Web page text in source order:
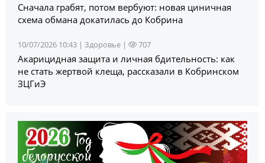
Сначала грабят, потом вербуют: новая циничная
схема обмана докатилась до Кобрина
10/07/2026 10:43 | Здоровье | 707
Акарицидная защита и личная бдительность: как
не стать жертвой клеща, рассказали в Кобринском
ЗЦГиЭ